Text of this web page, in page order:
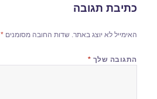
כתיבת תגובה
האימייל לא יוצג באתר. שדות החובה מסומנים*
התגובה שלך *